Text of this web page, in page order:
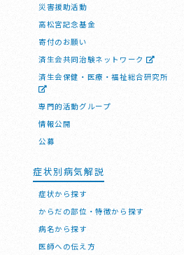
災害援助活動
高松宮記念基金
寄付のお願い
済生会共同治験ネットワーク
済生会保健・医療・福祉総合研究所
専門的活動グループ
情報公開
公募
症状別病気解説
症状から探す
からだの部位・特徴から探す
病名から探す
医師への伝え方